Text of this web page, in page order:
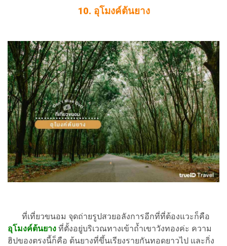
10. อุโมงค์ต้นยาง
ที่เที่ยวขนอม จุดถ่ายรูปสวยอลังการอีกที่ที่ต้องแวะก็คือ
อุโมงค์ต้นยาง ที่ตั้งอยู่บริเวณทางเข้าถ้ำเขาวังทองค่ะ ความ
ฮิปของตรงนี้ก็คือ ต้นยางที่ขึ้นเรียงรายกันทอดยาวไป และกิ่ง